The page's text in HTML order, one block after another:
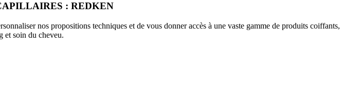
: REDKEN
nos propositions techniques et de vous donner accès à une vaste gamme de produits coiffants,
et soin du cheveu.